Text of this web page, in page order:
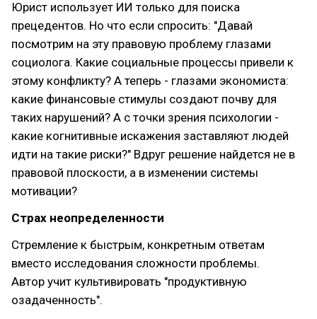
Юрист использует ИИ только для поиска
прецедентов. Но что если спросить: "Давай
посмотрим на эту правовую проблему глазами
социолога. Какие социальные процессы привели к
этому конфликту? А теперь - глазами экономиста:
какие финансовые стимулы создают почву для
таких нарушений? А с точки зрения психологии -
какие когнитивные искажения заставляют людей
идти на такие риски?" Вдруг решение найдется не в
правовой плоскости, а в изменении системы
мотивации?
Страх неопределенности
Стремление к быстрым, конкретным ответам
вместо исследования сложности проблемы.
Автор учит культивировать "продуктивную
озадаченность".